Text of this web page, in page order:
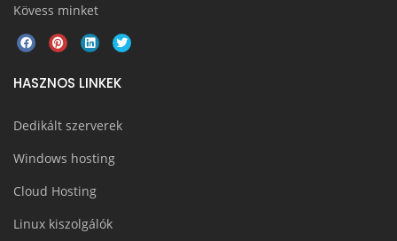
Kövess minket
HASZNOS LINKEK
Dedikált szerverek
Windows hosting
Cloud Hosting
Linux kiszolgálók